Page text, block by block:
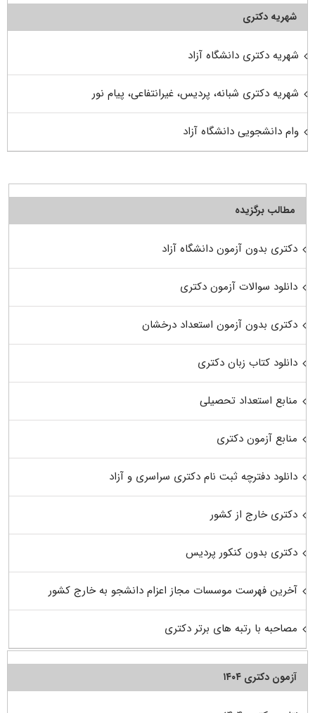
شهریه دکتری
شهریه دکتری دانشگاه آزاد
شهریه دکتری شبانه، پردیس، غیرانتفاعی، پیام نور
وام دانشجویی دانشگاه آزاد
مطالب برگزیده
دکتری بدون آزمون دانشگاه آزاد
دانلود سوالات آزمون دکتری
دکتری بدون آزمون استعداد درخشان
دانلود کتاب زبان دکتری
منابع استعداد تحصیلی
منابع آزمون دکتری
دانلود دفترچه ثبت نام دکتری سراسری و آزاد
دکتری خارج از کشور
دکتری بدون کنکور پردیس
آخرین فهرست موسسات مجاز اعزام دانشجو به خارج کشور
مصاحبه با رتبه های برتر دکتری
آزمون دکتری ۱۴۰۴